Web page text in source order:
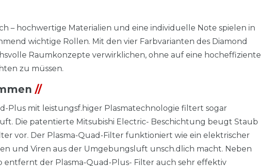
– hochwertige Materialien und eine individuelle Note spielen in
wichtige Rollen. Mit den vier Farbvarianten des Diamond
Raumkonzepte verwirklichen, ohne auf eine hocheffiziente
zu müssen.
//
Plus mit leistungsf.higer Plasmatechnologie filtert sogar
Die patentierte Mitsubishi Electric- Beschichtung beugt Staub
vor. Der Plasma-Quad-Filter funktioniert wie ein elektrischer
und Viren aus der Umgebungsluft unsch.dlich macht. Neben
entfernt der Plasma-Quad-Plus- Filter auch sehr effektiv